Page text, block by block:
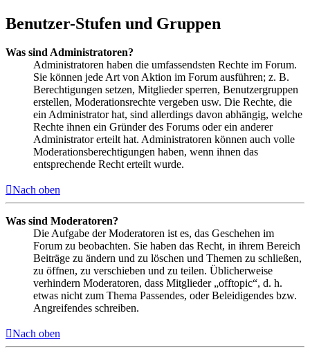
Benutzer-Stufen und Gruppen
Was sind Administratoren?
Administratoren haben die umfassendsten Rechte im Forum.
Sie können jede Art von Aktion im Forum ausführen; z. B.
Berechtigungen setzen, Mitglieder sperren, Benutzergruppen
erstellen, Moderationsrechte vergeben usw. Die Rechte, die
ein Administrator hat, sind allerdings davon abhängig, welche
Rechte ihnen ein Gründer des Forums oder ein anderer
Administrator erteilt hat. Administratoren können auch volle
Moderationsberechtigungen haben, wenn ihnen das
entsprechende Recht erteilt wurde.
Nach oben
Was sind Moderatoren?
Die Aufgabe der Moderatoren ist es, das Geschehen im
Forum zu beobachten. Sie haben das Recht, in ihrem Bereich
Beiträge zu ändern und zu löschen und Themen zu schließen,
zu öffnen, zu verschieben und zu teilen. Üblicherweise
verhindern Moderatoren, dass Mitglieder „offtopic“, d. h.
etwas nicht zum Thema Passendes, oder Beleidigendes bzw.
Angreifendes schreiben.
Nach oben